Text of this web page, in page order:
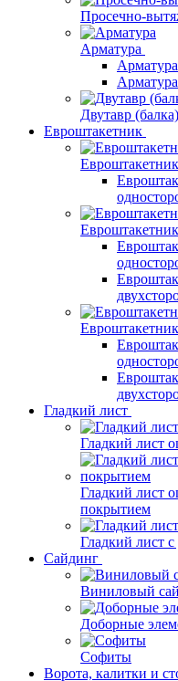
Просечно-
Арматура
Арматура
Двутавр (балка)
Евроштакетник
Гладкий лист
Гладкий лист
Гладкий лист
покрытием
Гладкий лист
Сайдинг
Виниловый
Доборные
Софиты
Ворота, калитки и